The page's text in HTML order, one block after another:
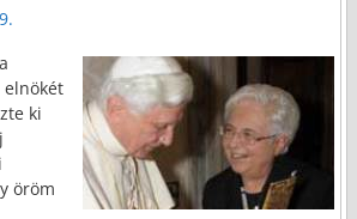
elnökét
ki
öröm